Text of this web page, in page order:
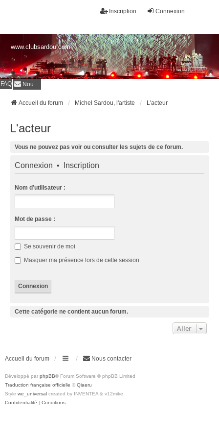
Connexion
Inscription
www.clubsardou.com
FAQ Nous contacter
Accueil du forum Michel Sardou, l'artiste L'acteur
L'acteur
Vous ne pouvez pas voir ou consulter les sujets de ce forum.
Connexion • Inscription
Nom d’utilisateur :
Mot de passe :
Se souvenir de moi
Masquer ma présence lors de cette session
Cette catégorie ne contient aucun forum.
Aller
Accueil du forum Nous contacter
Développé par phpBB® Forum Software © phpBB Limited
Traduction française officielle © Qiaeru
Style we_universal created by INVENTEA & v12mike
Confidentialité | Conditions